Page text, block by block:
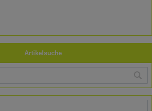
Artikelsuche